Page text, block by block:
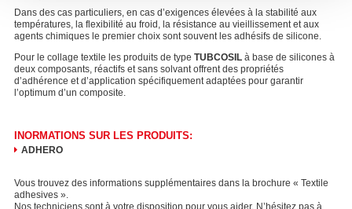
Dans des cas particuliers, en cas d’exigences élevées à la stabilité aux
températures, la flexibilité au froid, la résistance au vieillissement et aux
agents chimiques le premier choix sont souvent les adhésifs de silicone.
Pour le collage textile les produits de type TUBCOSIL à base de silicones à
deux composants, réactifs et sans solvant offrent des propriétés
d’adhérence et d’application spécifiquement adaptées pour garantir
l’optimum d’un composite.
INORMATIONS SUR LES PRODUITS:
ADHERO
Vous trouvez des informations supplémentaires dans la brochure « Textile
adhesives ».
Nos techniciens sont à votre disposition pour vous aider. N’hésitez pas à